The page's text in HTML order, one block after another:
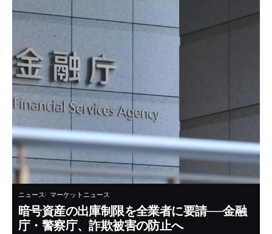
ニュース マーケットニュース
暗号資産の出庫制限を全業者に要請──金融
庁・警察庁、詐欺被害の防止へ